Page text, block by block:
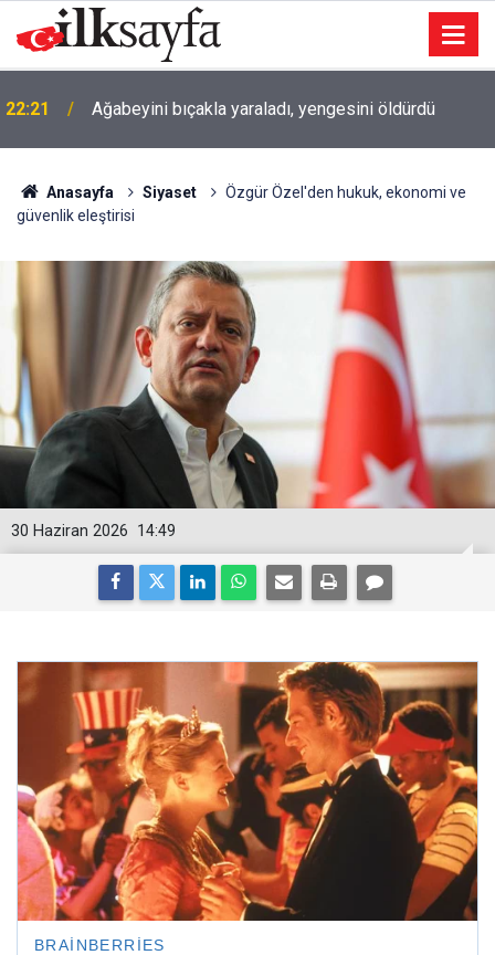
22:21 Ağabeyini bıçakla yaraladı, yengesini öldürdü
Anasayfa Siyaset
Özgür Özel'den hukuk, ekonomi ve
güvenlik eleştirisi
14:49
30 Haziran 2026